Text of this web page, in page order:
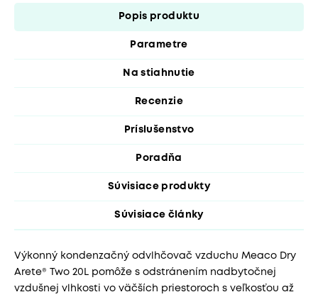
Popis produktu
Parametre
Na stiahnutie
Recenzie
Príslušenstvo
Poradňa
Súvisiace produkty
Súvisiace články
Výkonný kondenzačný odvlhčovač vzduchu Meaco Dry
Arete® Two 20L pomôže s odstránením nadbytočnej
vzdušnej vlhkosti vo väčších priestoroch s veľkosťou až